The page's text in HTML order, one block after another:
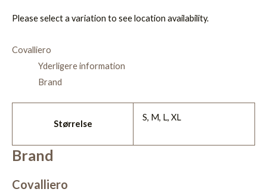
Please select a variation to see location availability.
Covalliero
Yderligere information
Brand
Størrelse
S, M, L, XL
Brand
Covalliero